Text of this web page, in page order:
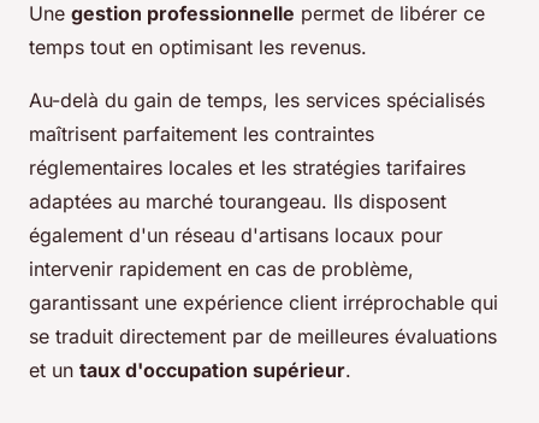
Une gestion professionnelle permet de libérer ce
temps tout en optimisant les revenus.
Au-delà du gain de temps, les services spécialisés
maîtrisent parfaitement les contraintes
réglementaires locales et les stratégies tarifaires
adaptées au marché tourangeau. Ils disposent
également d'un réseau d'artisans locaux pour
intervenir rapidement en cas de problème,
garantissant une expérience client irréprochable qui
se traduit directement par de meilleures évaluations
et un taux d'occupation supérieur.